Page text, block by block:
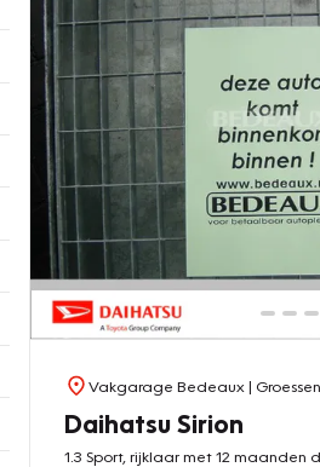
Vakgarage Bedeaux |
Daihatsu Sirion
1.3 Sport, rijklaar met 12 maanden